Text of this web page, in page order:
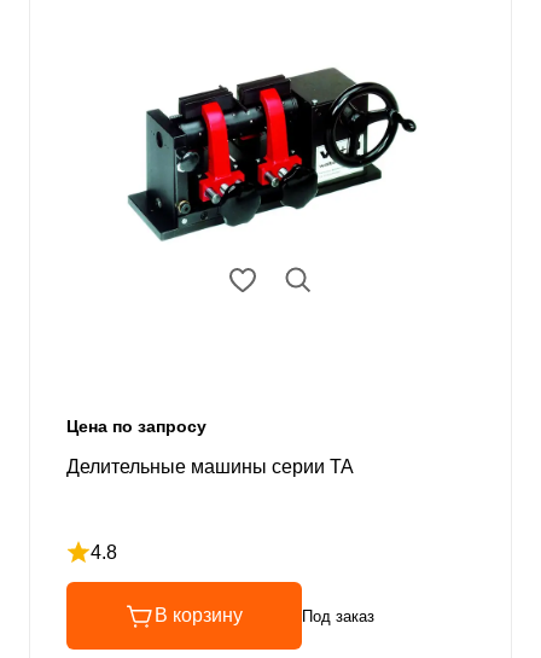
Цена по запросу
Делительные машины серии ТА
4.8
Рейтинг 4.8 из 5
В корзину Под заказ